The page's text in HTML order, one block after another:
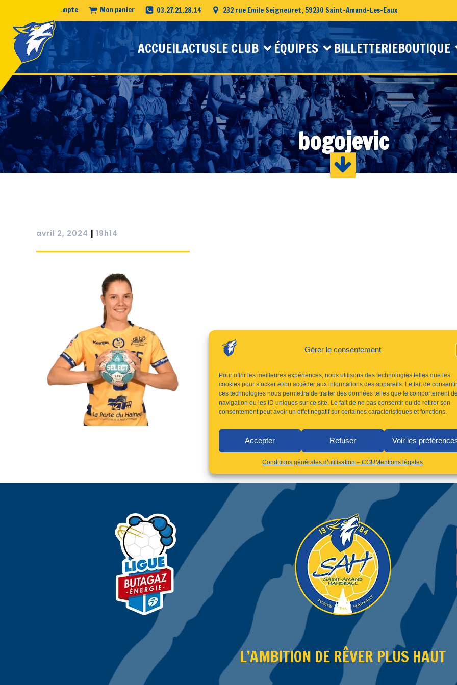
Gérer le consentement
Pour offrir les meilleures expériences, nous utilisons des technologies telles que les
cookies pour stocker et/ou accéder aux informations des appareils. Le fait de
ces technologies nous permettra de traiter des données telles que le comportement de
navigation ou les ID uniques sur ce site. Le fait de ne pas consentir ou de retirer son
consentement peut avoir un effet négatif sur certaines caractéristiques et fonctions.
Accepter Refuser Voir les
Conditions générales d’utilisation – CGU Mentions légales
Mon compte Mon panier 03.27.21.28.14 232 rue Emile Seigneuret, 59230 Saint-Amand-Les-Eaux
ACCUEILACTUSLE CLUB ÉQUIPES BILLETTERIEBOUTIQUE
bogojevic
avril 2, 2024 | 19h14
L’AMBITION DE RÊVER PLUS HAUT